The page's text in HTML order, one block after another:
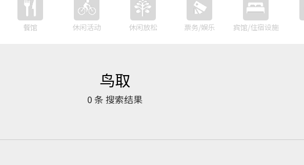
餐馆 休闲活动 休闲放松 票务/娱乐 宾馆/住宿设施
鸟取
0条 搜索结果